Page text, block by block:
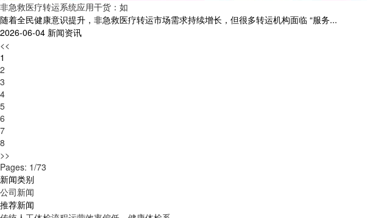
非急救医疗转运系统应用干货：如
随着全民健康意识提升，非急救医疗转运市场需求持续增长，但很多转运机构面临 “服务...
2026-06-04 新闻资讯
<<
1
2
3
4
5
6
7
8
>>
Pages: 1/73
新闻类别
公司新闻
推荐新闻